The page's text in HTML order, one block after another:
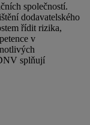
společností.
dodavatelského
řídit rizika,
v
splňují